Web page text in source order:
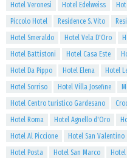
Hotel Veronesi
Hotel Edelweiss
Piccolo Hotel
Residence S. Vito
Hotel Smeraldo
Hotel Vela D'Oro
Hotel Battistoni
Hotel Casa Este
Hotel Da Pippo
Hotel Elena Hotel
Hotel Sorriso
Hotel Villa Josefine
Hotel Centro turistico Gardesano
Hotel Roma
Hotel Agnello d'Oro
Hotel Al Piccione
Hotel San Valentino
Hotel Posta
Hotel San Marco